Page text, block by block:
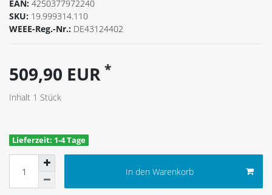
EAN: 4250377972240
SKU: 19.999314.110
WEEE-Reg.-Nr.: DE43124402
509,90 EUR *
Inhalt 1 Stück
Lieferzeit: 1-4 Tage
In den Warenkorb